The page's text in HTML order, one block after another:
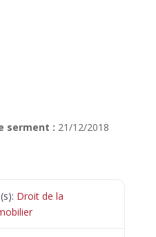
serment : 21/12/2018
Droit de la